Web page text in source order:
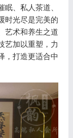
、私人茶道、
时光尽是完美的
艺术和养生之道
艺加以重塑，力
，打造更适合中